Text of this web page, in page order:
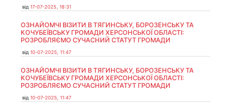
від 17-07-2025, 18:31
ОЗНАЙОМЧІ ВІЗИТИ В ТЯГИНСЬКУ, БОРОЗЕНСЬКУ ТА
КОЧУБЕЇВСЬКУ ГРОМАДИ ХЕРСОНСЬКОЇ ОБЛАСТІ:
РОЗРОБЛЯЄМО СУЧАСНИЙ СТАТУТ ГРОМАДИ
від 10-07-2025, 11:47
ОЗНАЙОМЧІ ВІЗИТИ В ТЯГИНСЬКУ, БОРОЗЕНСЬКУ ТА
КОЧУБЕЇВСЬКУ ГРОМАДИ ХЕРСОНСЬКОЇ ОБЛАСТІ:
РОЗРОБЛЯЄМО СУЧАСНИЙ СТАТУТ ГРОМАДИ
від 10-07-2025, 11:47